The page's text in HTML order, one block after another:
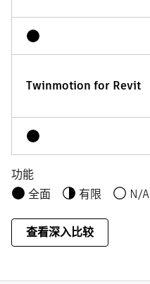
Twinmotion for Revit
查看深入比较
功能
全面
有限 N/A